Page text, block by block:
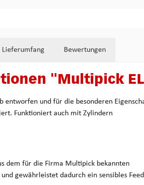
Lieferumfang Bewertungen
"Multipick
entworfen und für die besonderen
Funktioniert auch mit Zylindern
dem für die Firma Multipick bekannten
gewährleistet dadurch ein sensibles